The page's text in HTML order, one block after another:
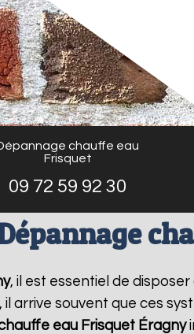
chauffe eau
Frisquet
09 72 59 92 30
, il est essentiel de
arrive souvent que ces
eau Frisquet Éragny